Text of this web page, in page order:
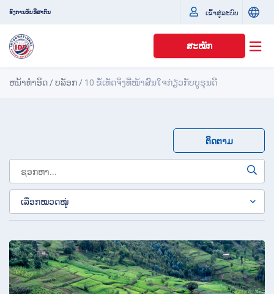
ອົງການຂັບຂີ່ສາກົນ ເຂົ້າສູ່ລະບົບ
ສະໝັກ
ຫນ້າທໍາອິດ /ບລັອກ / 10 ຂໍ້ເທັດຈິງທີ່ໜ້າສົນໃຈກ່ຽວກັບບູຣຸນດີ
ຕິດຕາມ